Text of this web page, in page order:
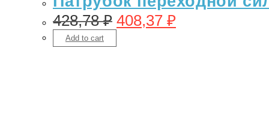
428,78₽ 408,37 ₽
Add to cart